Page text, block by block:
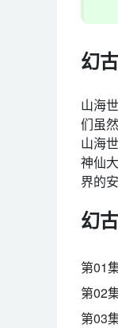
幻
山海
们虽
山海
神仙
界的安
幻
第01
第02
第03